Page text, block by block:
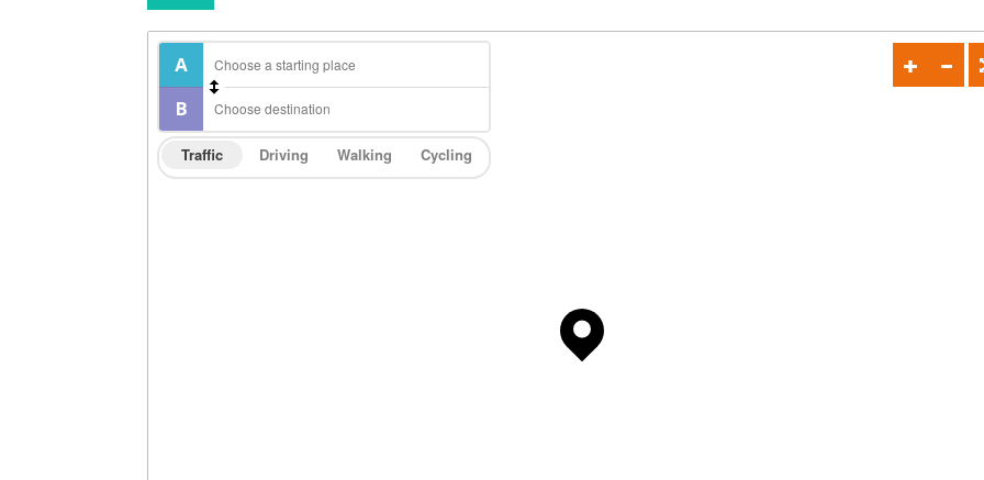
Traffic Driving Walking Cycling